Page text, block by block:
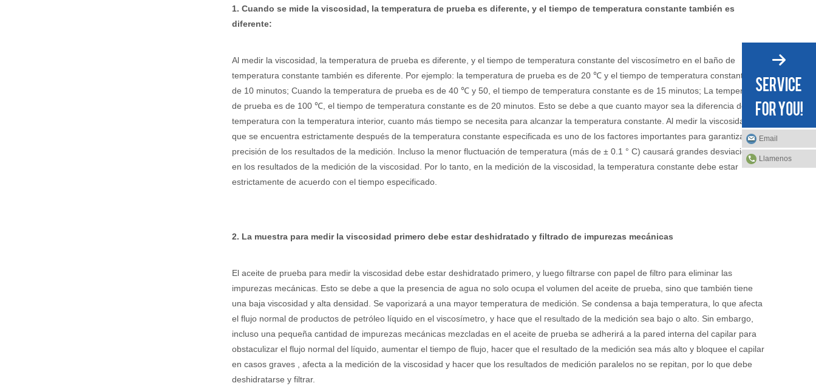
1. Cuando se mide la viscosidad, la temperatura de prueba es diferente, y el tiempo de temperatura constante también es
diferente:
Al medir la viscosidad, la temperatura de prueba es diferente, y el tiempo de temperatura constante del viscosímetro en el baño de
temperatura constante también es diferente. Por ejemplo: la temperatura de prueba es de 20 ℃ y el tiempo de temperatura constante es
de 10 minutos; Cuando la temperatura de prueba es de 40 ℃ y 50, el tiempo de temperatura constante es de 15 minutos; La temperatura
de prueba es de 100 ℃, el tiempo de temperatura constante es de 20 minutos. Esto se debe a que cuanto mayor sea la diferencia de
temperatura con la temperatura interior, cuanto más tiempo se necesita para alcanzar la temperatura constante. Al medir la viscosidad, lo
que se encuentra estrictamente después de la temperatura constante especificada es uno de los factores importantes para garantizar la
precisión de los resultados de la medición. Incluso la menor fluctuación de temperatura (más de ± 0.1 ° C) causará grandes desviaciones
en los resultados de la medición de la viscosidad. Por lo tanto, en la medición de la viscosidad, la temperatura constante debe estar
estrictamente de acuerdo con el tiempo especificado.
2. La muestra para medir la viscosidad primero debe estar deshidratado y filtrado de impurezas mecánicas
El aceite de prueba para medir la viscosidad debe estar deshidratado primero, y luego filtrarse con papel de filtro para eliminar las
impurezas mecánicas. Esto se debe a que la presencia de agua no solo ocupa el volumen del aceite de prueba, sino que también tiene
una baja viscosidad y alta densidad. Se vaporizará a una mayor temperatura de medición. Se condensa a baja temperatura, lo que afecta
el flujo normal de productos de petróleo líquido en el viscosímetro, y hace que el resultado de la medición sea bajo o alto. Sin embargo,
incluso una pequeña cantidad de impurezas mecánicas mezcladas en el aceite de prueba se adherirá a la pared interna del capilar para
obstaculizar el flujo normal del líquido, aumentar el tiempo de flujo, hacer que el resultado de la medición sea más alto y bloquee el capilar
en casos graves , afecta a la medición de la viscosidad y hacer que los resultados de medición paralelos no se repitan, por lo que debe
deshidratarse y filtrar.
Email
Llamenos